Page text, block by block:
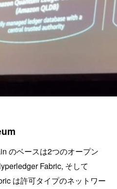
のベースは2つのオープン
Fabric, そして
は許可タイプのネットワー